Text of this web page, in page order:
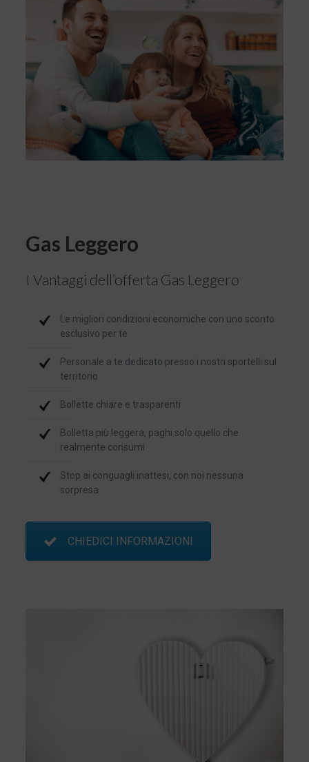
Gas Leggero
I Vantaggi dell’offerta Gas Leggero
Le migliori condizioni economiche con uno sconto
esclusivo per te
Personale a te dedicato presso i nostri sportelli sul
territorio
Bollette chiare e trasparenti
Bolletta più leggera, paghi solo quello che
realmente consumi
Stop ai conguagli inattesi, con noi nessuna
sorpresa
CHIEDICI INFORMAZIONI